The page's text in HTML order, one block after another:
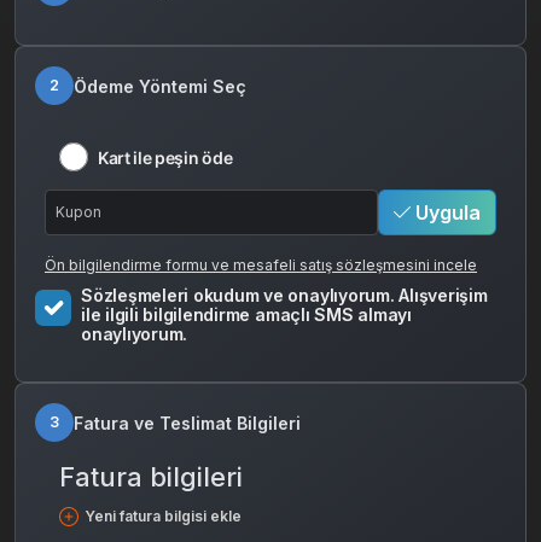
2 Ödeme Yöntemi Seç
Kart ile peşin öde
Uygula
Ön bilgilendirme formu ve mesafeli satış sözleşmesini incele
Sözleşmeleri okudum ve onaylıyorum. Alışverişim
ile ilgili bilgilendirme amaçlı SMS almayı
onaylıyorum.
3 Fatura ve Teslimat Bilgileri
Fatura bilgileri
Yeni fatura bilgisi ekle